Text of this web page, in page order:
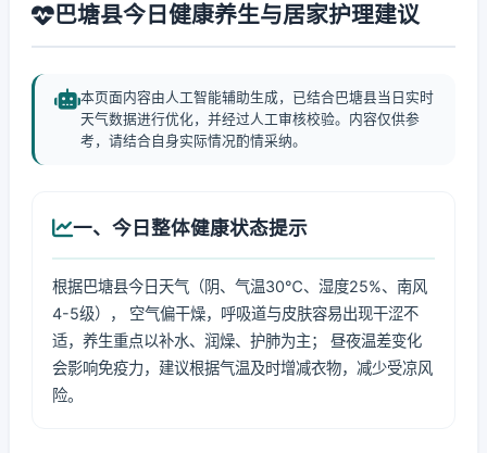
巴塘县今日健康养生与居家护理建议
本页面内容由人工智能辅助生成，已结合巴塘县当日实时
天气数据进行优化，并经过人工审核校验。内容仅供参
考，请结合自身实际情况酌情采纳。
一、今日整体健康状态提示
根据巴塘县今日天气（阴、气温30℃、湿度25%、南风
4-5级）， 空气偏干燥，呼吸道与皮肤容易出现干涩不
适，养生重点以补水、润燥、护肺为主； 昼夜温差变化
会影响免疫力，建议根据气温及时增减衣物，减少受凉风
险。